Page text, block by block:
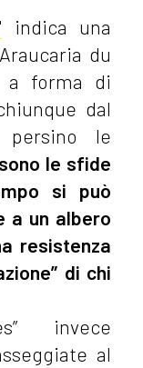
indica una
du
a forma di
dal
persino le
le sfide
si può
a un albero
resistenza
di chi
invece
al